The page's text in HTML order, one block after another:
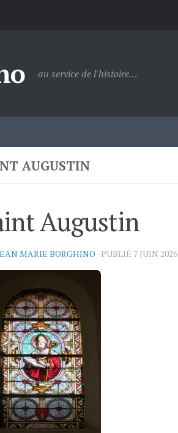
au service de l'histoire…
AUGUSTIN
Augustin
MARIE BORGHINO · PUBLIÉ 7 JUIN 2026